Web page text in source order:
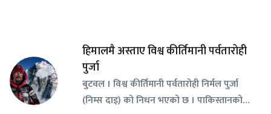
हिमालमै अस्ताए विश्व कीर्तिमानी पर्वतारोही
पुर्जा
बुटवल । विश्व कीर्तिमानी पर्वतारोही निर्मल पुर्जा
(निम्स दाइ) को निधन भएको छ । पाकिस्तानको…